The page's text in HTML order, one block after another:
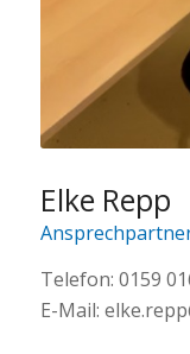
Elke Repp
Telefon: 0159
E-Mail: